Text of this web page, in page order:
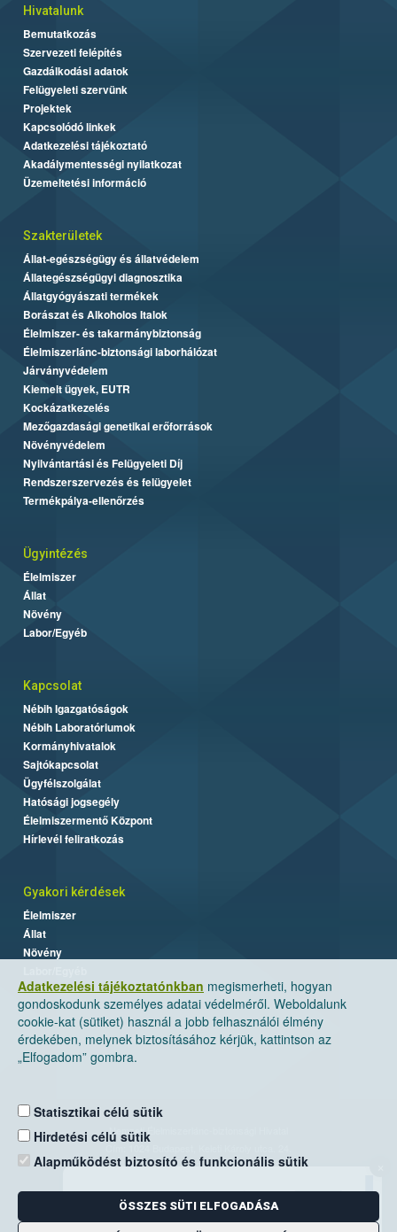
Adatkezelési tájékoztatónkban megismerheti, hogyan
gondoskodunk személyes adatai védelméről. Weboldalunk
cookie-kat (sütiket) használ a jobb felhasználói élmény
érdekében, melynek biztosításához kérjük, kattintson az
„Elfogadom” gombra.
Statisztikai célú sütik
Hirdetési célú sütik
Alapműködést biztosító és funkcionális sütik
ÖSSZES SÜTI ELFOGADÁSA
Hivatalunk
Bemutatkozás
Szervezeti felépítés
Gazdálkodási adatok
Felügyeleti szervünk
Projektek
Kapcsolódó linkek
Adatkezelési tájékoztató
Akadálymentességi nyilatkozat
Üzemeltetési információ
Szakterületek
Állat-egészségügy és állatvédelem
Állategészségügyi diagnosztika
Állatgyógyászati termékek
Borászat és Alkoholos Italok
Élelmiszer- és takarmánybiztonság
Élelmiszerlánc-biztonsági laborhálózat
Járványvédelem
Kiemelt ügyek, EUTR
Kockázatkezelés
Mezőgazdasági genetikai erőforrások
Növényvédelem
Nyilvántartási és Felügyeleti Díj
Rendszerszervezés és felügyelet
Termékpálya-ellenőrzés
Ügyintézés
Élelmiszer
Állat
Növény
Labor/Egyéb
Kapcsolat
Nébih Igazgatóságok
Nébih Laboratóriumok
Kormányhivatalok
Sajtókapcsolat
Ügyfélszolgálat
Hatósági jogsegély
Élelmiszermentő Központ
Hírlevél feliratkozás
Gyakori kérdések
Élelmiszer
Állat
Növény
Nemzeti Élelmiszerlánc-biztonsági Hivatal
Levelezési cím: 1525 Budapest. Pf. 30.
E-mail:ugyfelszolgalat@nebih.gov.hu